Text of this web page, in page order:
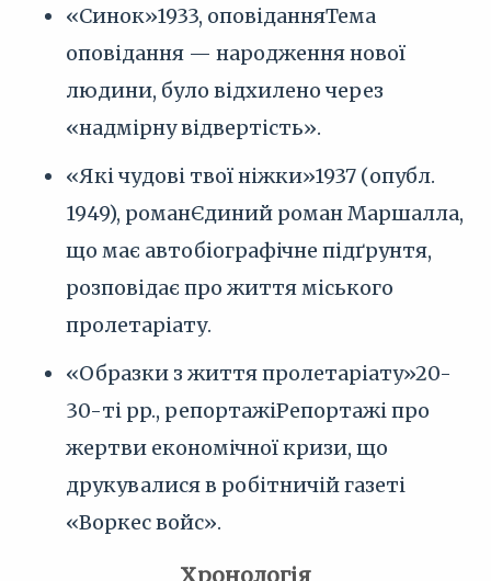
«Синок»1933, оповіданняТема
оповідання — народження нової
людини, було відхилено через
«надмірну відвертість».
«Які чудові твої ніжки»1937 (опубл.
1949), романЄдиний роман Маршалла,
що має автобіографічне підґрунтя,
розповідає про життя міського
пролетаріату.
«Образки з життя пролетаріату»20-
30-ті pp., репортажіРепортажі про
жертви економічної кризи, що
друкувалися в робітничій газеті
«Воркес войс».
Хронологія